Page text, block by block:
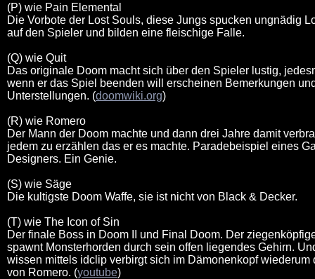
(P) wie Pain Elemental
Die Vorbote der Lost Souls, diese Jungs spucken ungnädig
auf den Spieler und bilden eine fleischige Falle.
(Q) wie Quit
Das originale Doom macht sich über den Spieler lustig,
wenn er das Spiel beenden will erscheinen Bemerkungen
Unterstellungen. (doomwiki.org)
(R) wie Romero
Der Mann der Doom machte und dann drei Jahre damit
jedem zu erzählen das er es machte. Paradebeispiel eines
Designers. Ein Genie.
(S) wie Säge
Die kultigste Doom Waffe, sie ist nicht von Black & Decker.
(T) wie The Icon of Sin
Der finale Boss in Doom II und Final Doom. Der
spawnt Monsterhorden durch sein offen liegendes Gehirn.
wissen mittels idclip verbirgt sich im Dämonenkopf wiederum
von Romero. (youtube)